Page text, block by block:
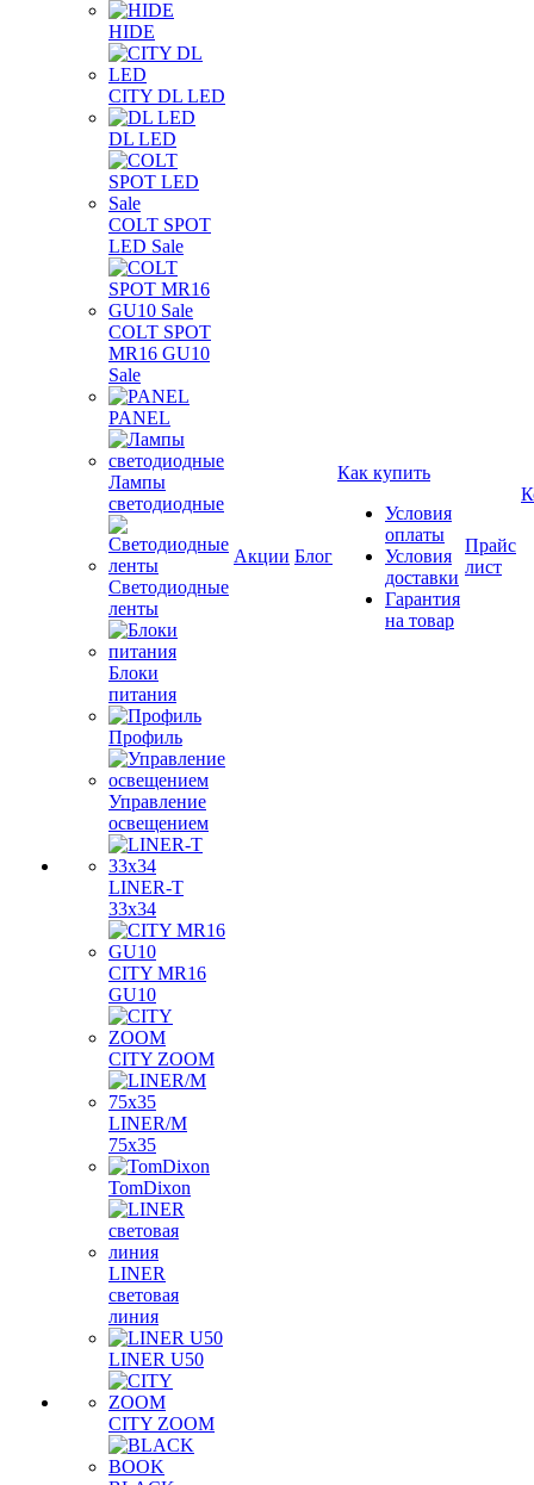
HIDE
CITY DL LED
DL LED
COLT SPOT
LED Sale
COLT SPOT
MR16 GU10
Sale
PANEL
Лампы
светодиодные
Светодиодные
ленты
Блоки
питания
Профиль
Управление
освещением
LINER-T
33x34
CITY MR16
GU10
CITY ZOOM
LINER/M
75х35
TomDixon
LINER
световая
линия
LINER U50
CITY ZOOM
Акции Блог
Как купить
Условия
оплаты
Условия
доставки
Гарантия
на товар
Прайс
лист